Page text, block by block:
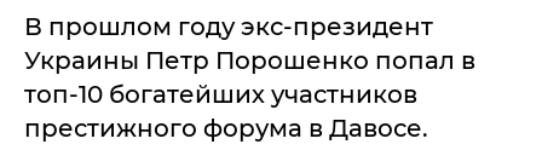
В прошлом году экс-президент
Украины Петр Порошенко попал в
топ-10 богатейших участников
престижного форума в Давосе.